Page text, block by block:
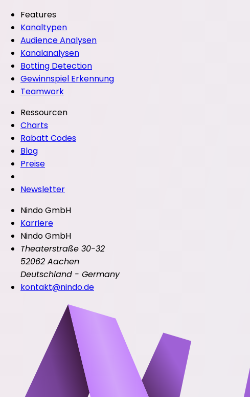
Features
Kanaltypen
Audience Analysen
Kanalanalysen
Botting Detection
Gewinnspiel Erkennung
Teamwork
Ressourcen
Charts
Rabatt Codes
Blog
Preise
Newsletter
Nindo GmbH
Karriere
Nindo GmbH
Theaterstraße 30-32
52062 Aachen
Deutschland - Germany
kontakt@nindo.de